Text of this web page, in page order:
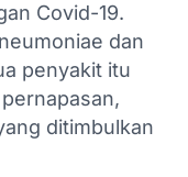
Covid-19.
dan
penyakit itu
ditimbulkan